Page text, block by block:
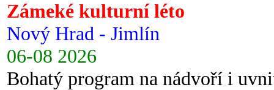
Zámeké kulturní léto
Nový Hrad - Jimlín
06-08 2026
Bohatý program na nádvoří i